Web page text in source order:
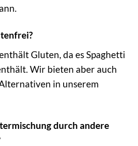
Gluten, da es Spaghetti
Wir bieten aber auch
in unserem
durch andere